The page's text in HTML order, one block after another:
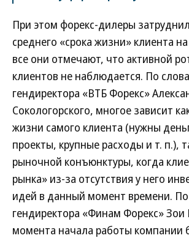
При этом форекс-дилеры
среднего «срока жизни» клиента
все они отмечают, что активной
клиентов не наблюдается. По
гендиректора «ВТБ Форекс»
Сокологорского, многое зависит
жизни самого клиента (нужны
проекты, крупные расходы и т. п.),
рыночной конъюнктуры, когда
рынка» из-за отсутствия у него
идей в данный момент времени.
гендиректора «Финам Форекс» Зои
момента начала работы компании